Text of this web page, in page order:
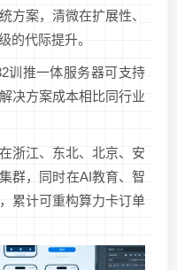
方案，清微在扩展性、
的代际提升。
训推一体服务器可支持
决方案成本相比同行业
浙江、东北、北京、安
群，同时在AI教育、智
累计可重构算力卡订单